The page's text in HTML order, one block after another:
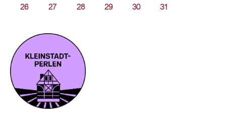
26 27 28 29 30 31